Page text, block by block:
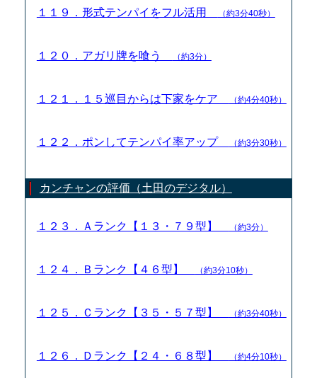
１１９．形式テンパイをフル活用 （約3分40秒）
１２０．アガリ牌を喰う （約3分）
１２１．１５巡目からは下家をケア （約4分40秒）
１２２．ポンしてテンパイ率アップ （約3分30秒）
カンチャンの評価（土田のデジタル）
１２３．Ａランク【１３・７９型】 （約3分）
１２４．Ｂランク【４６型】 （約3分10秒）
１２５．Ｃランク【３５・５７型】 （約3分40秒）
１２６．Ｄランク【２４・６８型】 （約4分10秒）